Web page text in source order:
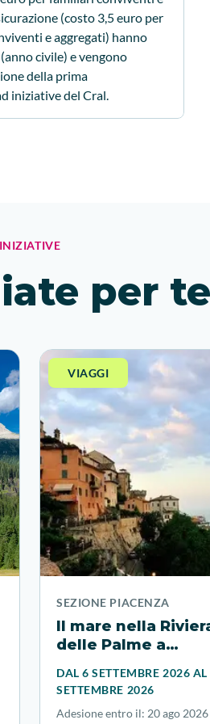
(costo 3,5 euro per
e aggregati) hanno
civile) e vengono
della prima
iniziative del Cral.
INIZIATIVE
per te
VIAGGI
SEZIONE PIACENZA
Il mare nella Riviera
delle Palme a
DAL 6 SETTEMBRE 2026
SETTEMBRE 2026
Adesione entro il: 20 ago 2026